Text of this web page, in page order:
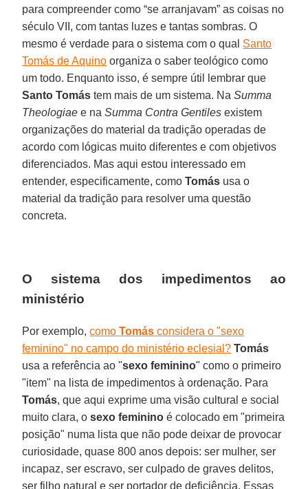
para compreender como “se arranjavam” as coisas no
século VII, com tantas luzes e tantas sombras. O
mesmo é verdade para o sistema com o qual Santo
Tomás de Aquino organiza o saber teológico como
um todo. Enquanto isso, é sempre útil lembrar que
Santo Tomás tem mais de um sistema. NaSumma
Theologiae e naSumma Contra Gentiles existem
organizações do material da tradição operadas de
acordo com lógicas muito diferentes e com objetivos
diferenciados. Mas aqui estou interessado em
entender, especificamente, comoTomás usa o
material da tradição para resolver uma questão
concreta.
O sistema dos impedimentos ao
ministério
Por exemplo,comoTomás considera o "sexo
feminino" no campo do ministério eclesial? Tomás
usa a referência ao "sexo feminino" como o primeiro
"item" na lista de impedimentos à ordenação. Para
Tomás, que aqui exprime uma visão cultural e social
muito clara, osexo feminino é colocado em "primeira
posição" numa lista que não pode deixar de provocar
curiosidade, quase 800 anos depois: ser mulher, ser
incapaz, ser escravo, ser culpado de graves delitos,
ser filho natural e ser portador de deficiência. Essas